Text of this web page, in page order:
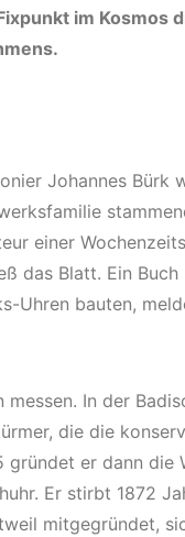
im Kosmos
Johannes Bürk
einer
das Blatt. Ein
Uhren bauten,
In der
die die
gründet er dann die
Er stirbt 1872
mitgegründet,